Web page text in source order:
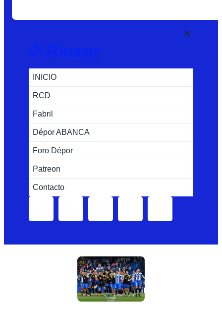
INICIO
RCD
Fabril
Dépor ABANCA
Foro Dépor
Patreon
Contacto